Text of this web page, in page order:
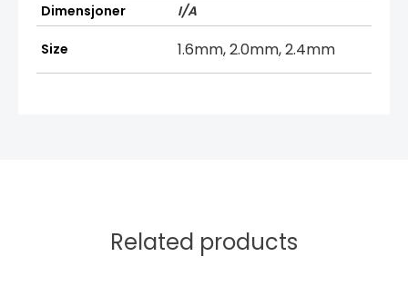
Dimensjoner
I/A
Size 1.6mm, 2.0mm, 2.4mm
Related products